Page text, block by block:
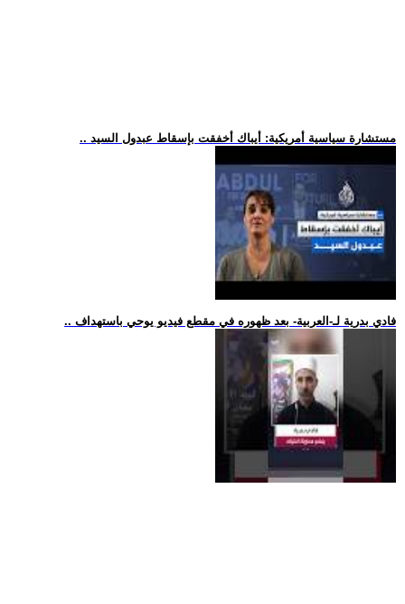
.. مستشارة سياسية أمريكية: أيباك أخفقت بإسقاط عبدول السيد
.. فادي بدرية لـ-العربية- بعد ظهوره في مقطع فيديو يوحي باستهداف